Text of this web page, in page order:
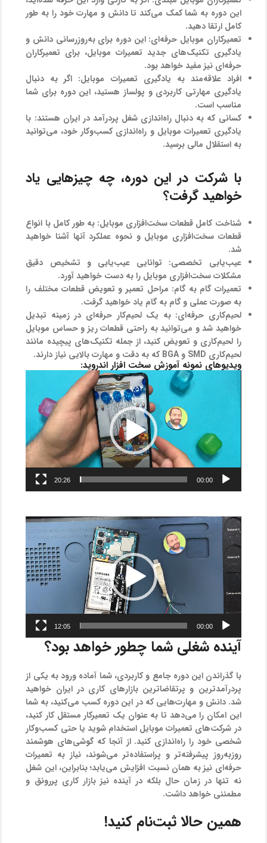
این دوره به شما کمک می‌کند تا دانش و مهارت خود را به طور
کامل ارتقا دهید.
تعمیرکاران موبایل حرفه‌ای: این دوره برای به‌روزرسانی دانش و
یادگیری تکنیک‌های جدید تعمیرات موبایل، برای تعمیرکاران
حرفه‌ای نیز مفید خواهد بود.
افراد علاقه‌مند به یادگیری تعمیرات موبایل: اگر به دنبال
یادگیری مهارتی کاربردی و پولساز هستید، این دوره برای شما
مناسب است.
کسانی که به دنبال راه‌اندازی شغل پردرآمد در ایران هستند: با
یادگیری تعمیرات موبایل و راه‌اندازی کسب‌وکار خود، می‌توانید
به استقلال مالی برسید.
با شرکت در این دوره، چه چیزهایی یاد
خواهید گرفت؟
شناخت کامل قطعات سخت‌افزاری موبایل: به طور کامل با انواع
قطعات سخت‌افزاری موبایل و نحوه عملکرد آنها آشنا خواهید
شد.
عیب‌یابی تخصصی: توانایی عیب‌یابی و تشخیص دقیق
مشکلات سخت‌افزاری موبایل را به دست خواهید آورد.
تعمیرات گام به گام: مراحل تعمیر و تعویض قطعات مختلف را
به صورت عملی و گام به گام یاد خواهید گرفت.
لحیم‌کاری حرفه‌ای: به یک لحیم‌کار حرفه‌ای در زمینه تبدیل
خواهید شد و می‌توانید به راحتی قطعات ریز و حساس موبایل
را لحیم‌کاری و تعویض کنید، از جمله تکنیک‌های پیچیده مانند
لحیم‌کاری SMD و BGA که به دقت و مهارت بالایی نیاز دارند.
ویدیوهای نمونه آموزش سخت افزار اندروید:
00:00
20:26
نمایشگر
ویدیو
00:00
12:05
آینده شغلی شما چطور خواهد بود؟
با گذراندن این دوره جامع و کاربردی، شما آماده ورود به یکی از
پردرآمدترین و پرتقاضاترین بازارهای کاری در ایران خواهید
شد. دانش و مهارت‌هایی که در این دوره کسب می‌کنید، به شما
این امکان را می‌دهد تا به عنوان یک تعمیرکار مستقل کار کنید،
در شرکت‌های تعمیرات موبایل استخدام شوید یا حتی کسب‌وکار
شخصی خود را راه‌اندازی کنید. از آنجا که گوشی‌های هوشمند
روزبه‌روز پیشرفته‌تر و پراستفاده‌تر می‌شوند، نیاز به تعمیرات
حرفه‌ای نیز به همان نسبت افزایش می‌یابد؛ بنابراین، این شغل
نه تنها در زمان حال بلکه در آینده نیز بازار کاری پررونق و
مطمئنی خواهد داشت.
همین حالا ثبت‌نام کنید!